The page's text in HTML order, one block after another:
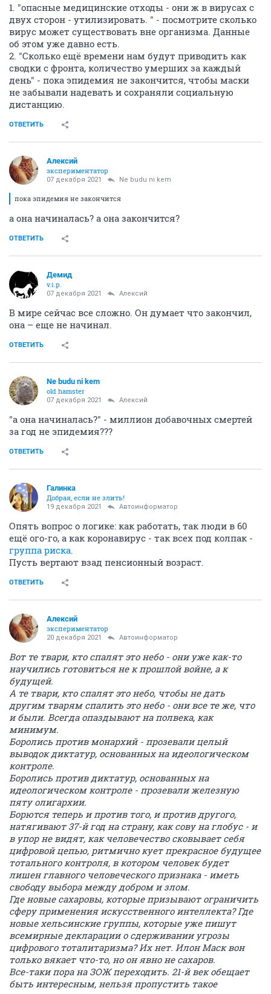
1. "опасные медицинские отходы - они ж в вирусах с
двух сторон - утилизировать. " - посмотрите сколько
вирус может существовать вне организма. Данные
об этом уже давно есть.
2. "Сколько ещё времени нам будут приводить как
сводки с фронта, количество умерших за каждый
день" - пока эпидемия не закончится, чтобы маски
не забывали надевать и сохраняли социальную
дистанцию.
ОТВЕТИТЬ
Алексий
экспериментатор
07 декабря 2021 Ne budu ni kem
пока эпидемия не закончится
а она начиналась? а она закончится?
ОТВЕТИТЬ
Демид
v.i.p.
07 декабря 2021 Алексий
В мире сейчас все сложно. Он думает что закончил,
она – еще не начинал.
ОТВЕТИТЬ
Ne budu ni kem
old hamster
07 декабря 2021 Алексий
"а она начиналась?" - миллион добавочных смертей
за год не эпидемия???
ОТВЕТИТЬ
Галинка
Добрая, если не злить!
19 декабря 2021 Автоинформатор
Опять вопрос о логике: как работать, так люди в 60
ещё ого-го, а как коронавирус - так всех под колпак -
группа риска.
Пусть вертают взад пенсионный возраст.
ОТВЕТИТЬ
Алексий
экспериментатор
20 декабря 2021 Автоинформатор
Вот те твари, кто спалят это небо - они уже как-то
научились готовиться не к прошлой войне, а к
будущей.
А те твари, кто спалят это небо, чтобы не дать
другим тварям спалить это небо - они все те же, что
и были. Всегда опаздывают на полвека, как
минимум.
Боролись против монархий - прозевали целый
выводок диктатур, основанных на идеологическом
контроле.
Боролись против диктатур, основанных на
идеологическом контроле - прозевали железную
пяту олигархии.
Борются теперь и против того, и против другого,
натягивают 37-й год на страну, как сову на глобус - и
в упор не видят, как человечество сковывает себя
цифровой цепью, ритмично кует прекрасное будущее
тотального контроля, в котором человек будет
лишен главного человеческого признака - иметь
свободу выбора между добром и злом.
Где новые сахаровы, которые призывают ограничить
сферу применения искусственного интеллекта? Где
новые хельсинские группы, которые уже пишут
всемирные декларации о сдерживании угрозы
цифрового тоталитаризма? Их нет. Илон Маск вон
только вякает что-то, но он явно не сахаров.
Все-таки пора на ЗОЖ переходить. 21-й век обещает
быть интересным, нельзя пропустить такое